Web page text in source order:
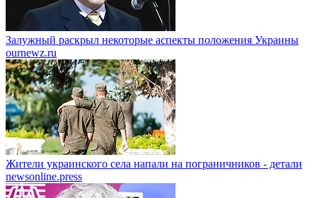
Залужный раскрыл некоторые аспекты положения Украины
ournewz.ru
Жители украинского села напали на пограничников - детали
newsonline.press